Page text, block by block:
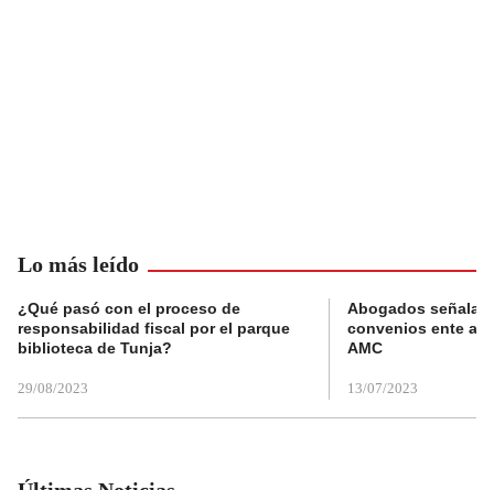
Lo más leído
¿Qué pasó con el proceso de
responsabilidad fiscal por el parque
biblioteca de Tunja?
29/08/2023
Abogados
convenios ente
AMC
13/07/2023